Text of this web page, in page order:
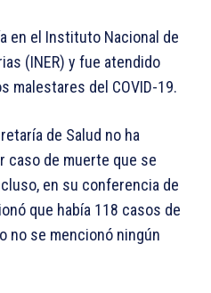
en el Instituto Nacional de
(INER) y fue atendido
malestares del COVID-19.
de Salud no ha
caso de muerte que se
en su conferencia de
que había 118 casos de
no se mencionó ningún